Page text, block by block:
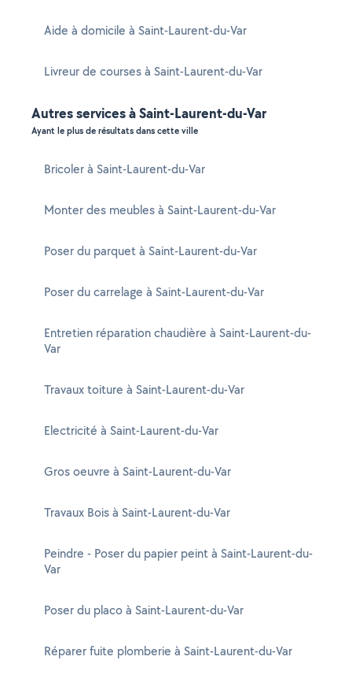
Aide à domicile à Saint-Laurent-du-Var
Livreur de courses à Saint-Laurent-du-Var
Autres services à Saint-Laurent-du-Var
Ayant le plus de résultats dans cette ville
Bricoler à Saint-Laurent-du-Var
Monter des meubles à Saint-Laurent-du-Var
Poser du parquet à Saint-Laurent-du-Var
Poser du carrelage à Saint-Laurent-du-Var
Entretien réparation chaudière à Saint-Laurent-du-
Var
Travaux toiture à Saint-Laurent-du-Var
Electricité à Saint-Laurent-du-Var
Gros oeuvre à Saint-Laurent-du-Var
Travaux Bois à Saint-Laurent-du-Var
Peindre - Poser du papier peint à Saint-Laurent-du-
Var
Poser du placo à Saint-Laurent-du-Var
Réparer fuite plomberie à Saint-Laurent-du-Var